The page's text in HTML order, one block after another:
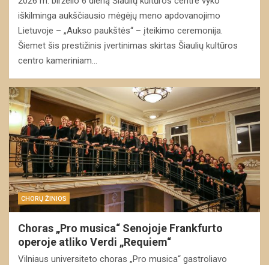
iškilminga aukščiausio mėgėjų meno apdovanojimo
Lietuvoje – „Aukso paukštės“ – įteikimo ceremonija.
Šiemet šis prestižinis įvertinimas skirtas Šiaulių kultūros
centro kameriniam…
CHORŲ ŽINIOS
Choras „Pro musica“ Senojoje Frankfurto
operoje atliko Verdi „Requiem“
Vilniaus universiteto choras „Pro musica“ gastroliavo